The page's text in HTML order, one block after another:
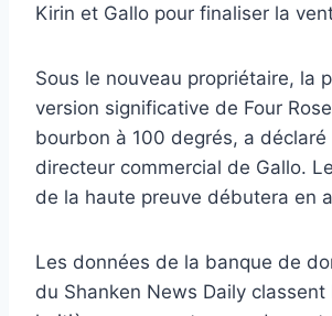
Kirin et Gallo pour finaliser la
Sous le nouveau propriétaire, la
version significative de Four
bourbon à 100 degrés, a déclaré
directeur commercial de Gallo.
de la haute preuve débutera en
Les données de la banque de
du Shanken News Daily classent